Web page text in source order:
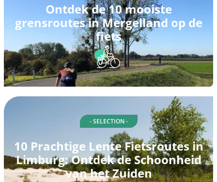
Ontdek de 10 mooiste
grensroutes in Mergelland op de
fiets
- SELECTION -
10 Prachtige Lente Fietsroutes in
Limburg: Ontdek de Schoonheid
van het Zuiden